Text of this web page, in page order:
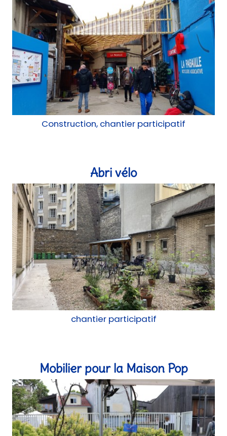
Construction, chantier participatif
Abri vélo
chantier participatif
Mobilier pour la Maison Pop